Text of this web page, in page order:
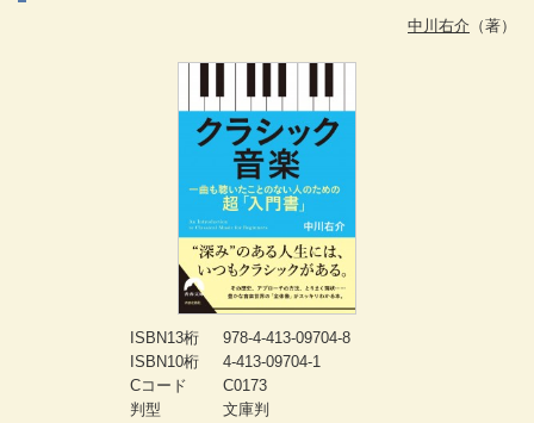
中川右介 （著）
ISBN13桁
978-4-413-09704-8
ISBN10桁
4-413-09704-1
Cコード
C0173
判型
文庫判